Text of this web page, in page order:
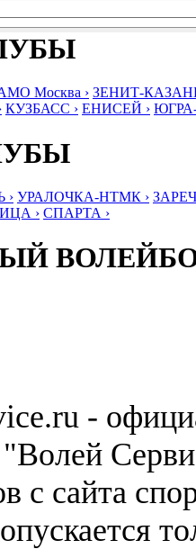
Москва › ЗЕНИТ-
КУЗБАСС › ЕНИСЕЙ ›
› УРАЛОЧКА-НТМК ›
› СПАРТА ›
-
"Волей
с сайта